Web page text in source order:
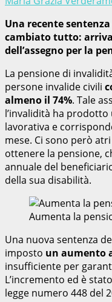
Una recente
cambiato tutto:
dell’assegno per la
La pensione di
persone invalide civili
almeno il 74%. Tale
l’invalidità ha
lavorativa e
mese. Ci sono però
ottenere la pensione,
annuale del
della sua disabilità.
Aumenta la
Una nuova sentenza
imposto un aumento
insufficiente per
L’incremento ed è
legge numero 448 del